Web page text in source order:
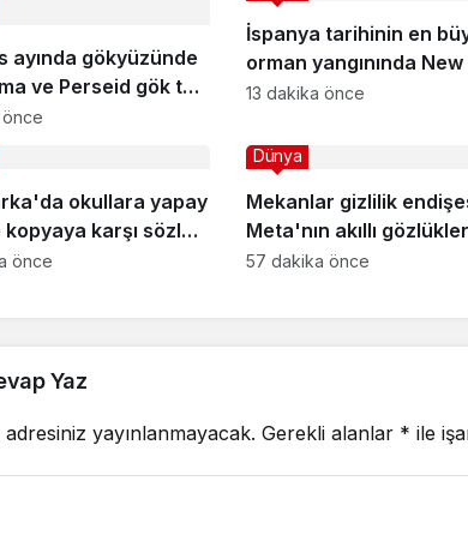
ayında gökyüzünde
ve Perseid gök taşı
yaşanacak
İspanya tarihinin en
orman yangınında
büyüklüğünde alan küle
13 dakika önce
okullara yapay
karşı sözlü
şartı getirildi
önce
Mekanlar gizlilik
Meta'nın akıllı
yasaklıyor
Dünya
57 dakika önce
Yaz
yayınlanmayacak. Gerekli alanlar * ile